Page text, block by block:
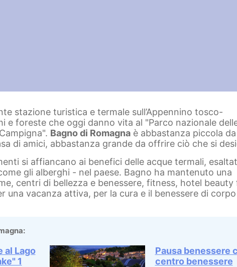
stazione turistica e termale sull’Appennino tosco-
e foreste che oggi danno vita al "Parco nazionale
Bagno di Romagna è abbastanza piccola da
di amici, abbastanza grande da offrire ciò che si
si affiancano ai benefici delle acque termali,
gli alberghi - nel paese. Bagno ha mantenuto una
centri di bellezza e benessere, fitness, hotel beauty
una vacanza attiva, per la cura e il benessere di
al Lago
1
Pausa benessere
centro benessere